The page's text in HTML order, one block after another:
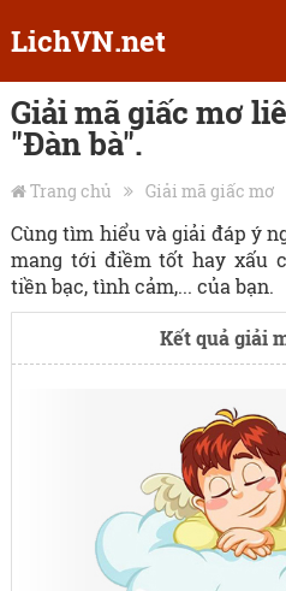
LichVN.net
Giải mã giấc mơ
"Đàn bà".
Trang chủ Giải mã giấc mơ
Cùng tìm hiểu và giải đáp ý
mang tới điềm tốt hay xấu
tiền bạc, tình cảm,... của bạn.
Kết quả giải